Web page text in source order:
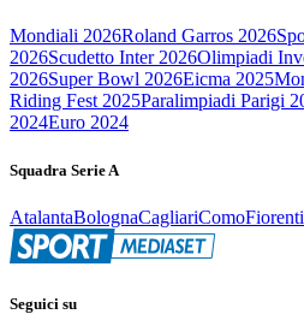
Mondiali 2026Roland Garros 2026
2026Scudetto Inter 2026Olimpiadi
2026Super Bowl 2026Eicma 2025
Riding Fest 2025Paralimpiadi Parigi
2024Euro 2024
Squadra Serie A
AtalantaBolognaCagliariComo
Seguici su